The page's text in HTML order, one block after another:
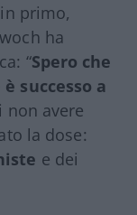
primo,
ha
“Spero che
successo a
non avere
la dose:
e dei